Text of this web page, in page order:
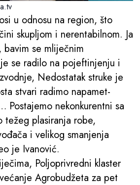
u odnosu na region, što
skupljom i nerentabilnom. Ja
bavim se mliječnim
se radilo na pojeftinjenju i
Nedostatak struke je
stvari radimo napamet-
Postajemo nekonkurentni sa
težeg plasiranja robe,
i velikog smanjenja
je Ivanović.
Poljoprivredni klaster
Agrobudžeta za pet